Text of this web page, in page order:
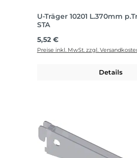
U-Träger 10201 L.370mm
STA
Regulärer Preis:
5,52 €
Preise inkl. MwSt. zzgl.
Details